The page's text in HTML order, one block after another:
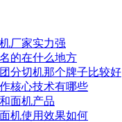
厂家实力强
的在什么地方
分切机那个牌子比较好
核心技术有哪些
面机产品
机使用效果如何